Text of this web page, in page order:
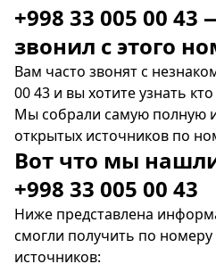
+998 33 005 00
звонил c этого
Вам часто звонят с
00 43 и вы хотите узнать
Мы собрали самую полную
открытых источников по
Вот что мы
+998 33 005 00 43
Ниже представлена
смогли получить по
источников: